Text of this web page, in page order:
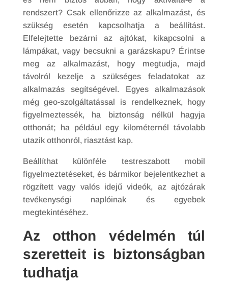
rendszert? Csak ellenőrizze az alkalmazást, és
szükség esetén kapcsolhatja a beállítást.
Elfelejtette bezárni az ajtókat, kikapcsolni a
lámpákat, vagy becsukni a garázskapu? Érintse
meg az alkalmazást, hogy megtudja, majd
távolról kezelje a szükséges feladatokat az
alkalmazás segítségével. Egyes alkalmazások
még geo-szolgáltatással is rendelkeznek, hogy
figyelmeztessék, ha biztonság nélkül hagyja
otthonát; ha például egy kilométernél távolabb
utazik otthonról, riasztást kap.
Beállíthat különféle testreszabott mobil
figyelmeztetéseket, és bármikor bejelentkezhet a
rögzített vagy valós idejű videók, az ajtózárak
tevékenységi naplóinak és egyebek
megtekintéséhez.
Az otthon védelmén túl
szeretteit is biztonságban
tudhatja